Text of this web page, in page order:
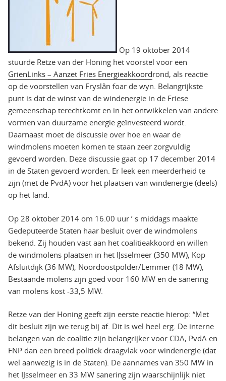
Op 19 oktober 2014
stuurde Retze van der Honing het voorstel voor een
GrienLinks – Aanzet Fries Energieakkoordrond, als reactie
op de voorstellen van Fryslân foar de wyn. Belangrijkste
punt is dat de winst van de windenergie in de Friese
gemeenschap terechtkomt en in het ontwikkelen van andere
vormen van duurzame energie geïnvesteerd wordt.
Daarnaast moet de discussie over hoe en waar de
windmolens moeten komen te staan zeer zorgvuldig
gevoerd worden. Deze discussie gaat op 17 december 2014
in de Staten gevoerd worden. Er leek een meerderheid te
zijn (met de PvdA) voor het plaatsen van windenergie (deels)
op het land.
Op 28 oktober 2014 om 16.00 uur ’ s middags maakte
Gedeputeerde Staten haar besluit over de windmolens
bekend. Zij houden vast aan het coalitieakkoord en willen
de windmolens plaatsen in het IJsselmeer (350 MW), Kop
Afsluitdijk (36 MW), Noordoostpolder/Lemmer (18 MW),
Bestaande molens zijn goed voor 160 MW en de sanering
van molens kost -33,5 MW.
Retze van der Honing geeft zijn eerste reactie hierop: “Met
dit besluit zijn we terug bij af. Dit is wel heel erg. De interne
belangen van de coalitie zijn belangrijker voor CDA, PvdA en
FNP dan een breed politiek draagvlak voor windenergie (dat
wel aanwezig is in de Staten). De aannames van 350 MW in
het IJsselmeer en 33 MW sanering zijn waarschijnlijk niet